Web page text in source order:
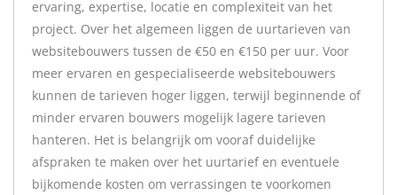
ervaring, expertise, locatie en complexiteit van het
project. Over het algemeen liggen de uurtarieven van
websitebouwers tussen de €50 en €150 per uur. Voor
meer ervaren en gespecialiseerde websitebouwers
kunnen de tarieven hoger liggen, terwijl beginnende of
minder ervaren bouwers mogelijk lagere tarieven
hanteren. Het is belangrijk om vooraf duidelijke
afspraken te maken over het uurtarief en eventuele
bijkomende kosten om verrassingen te voorkomen